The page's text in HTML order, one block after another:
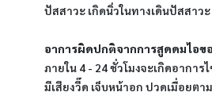
ปัสสาวะ เกิดนิ่วในทางเดินปัสสาวะ
อาการผิดปกติจากการสูดดมไอข
ภายใน 4 - 24 ชั่วโมงจะเกิดอาการ
มีเสียงวี๊ด เจ็บหน้าอก ปวดเมื่อยตา